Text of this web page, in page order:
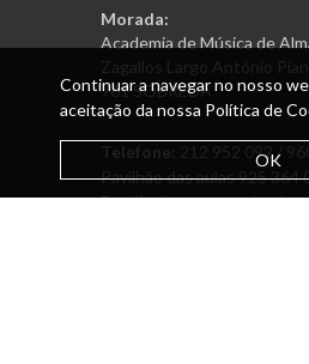
Morada:
Academia de Música de
Zagallos Largo António
761 SOBREDA
Telefone:
212 952 092 /
Pavilhão das aulas 925 364
Email:
Continuar a navegar no nosso
aceitação da nossa Política de
OK